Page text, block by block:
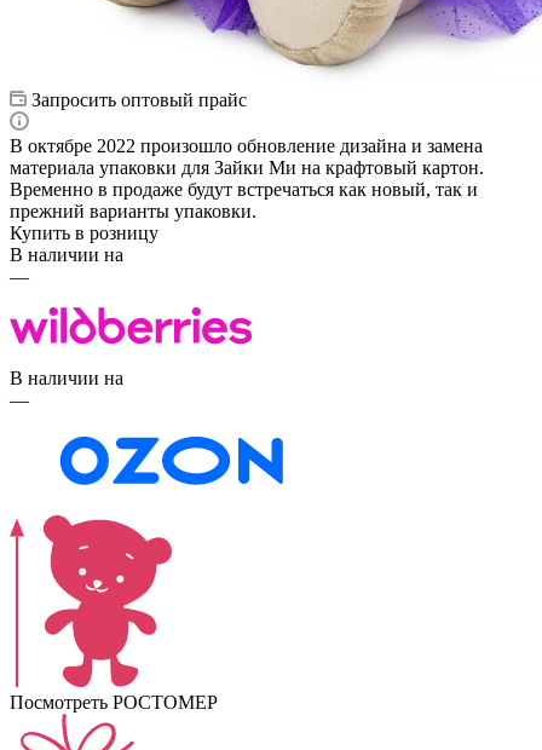
Запросить оптовый прайс
В октябре 2022 произошло обновление дизайна и замена
материала упаковки для Зайки Ми на крафтовый картон.
Временно в продаже будут встречаться как новый, так и
прежний варианты упаковки.
Купить в розницу
В наличии на
—
В наличии на
—
Посмотреть РОСТОМЕР